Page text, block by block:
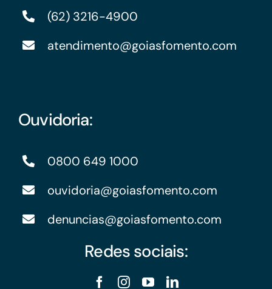
(62) 3216-4900
atendimento@goiasfomento.com
Ouvidoria:
0800 649 1000
ouvidoria@goiasfomento.com
denuncias@goiasfomento.com
Redes sociais: